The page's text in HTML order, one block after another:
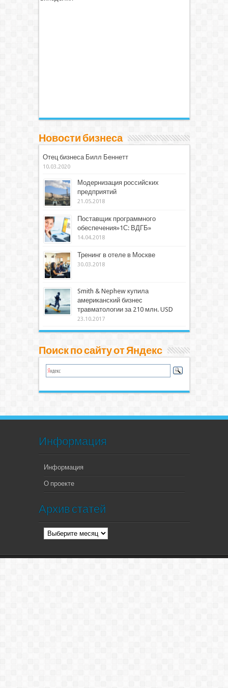
Новости бизнеса
Отец бизнеса Билл Беннетт
10.03.2020
Модернизация российских
предприятий
21.05.2018
Поставщик программного
обеспечения»1С: ВДГБ»
14.04.2018
Тренинг в отеле в Москве
30.03.2018
Smith & Nephew купила
американский бизнес
травматологии за 210 млн. USD
23.10.2017
Поиск по сайту от Яндекс
Информация
Информация
О проекте
Архив статей
Архив
статей